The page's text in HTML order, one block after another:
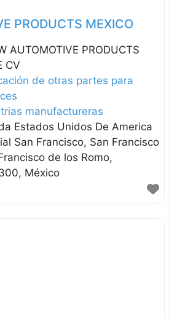
PRODUCTS MEXICO
AUTOMOTIVE PRODUCTS
CV
de otras partes para
manufactureras
Estados Unidos De America
San Francisco, San Francisco
de los Romo
México